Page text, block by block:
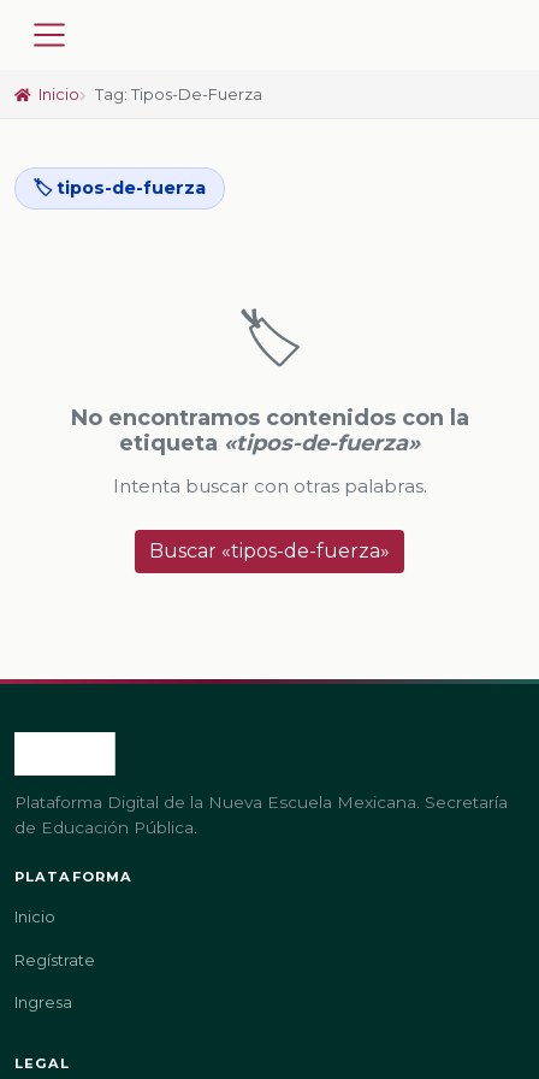
Inicio Tag: Tipos-De-Fuerza
🏷️ tipos-de-fuerza
🏷️
No encontramos contenidos con la
etiqueta «tipos-de-fuerza»
Intenta buscar con otras palabras.
Buscar «tipos-de-fuerza»
Plataforma Digital de la Nueva Escuela Mexicana. Secretaría
de Educación Pública.
PLATAFORMA
Inicio
Regístrate
Ingresa
LEGAL